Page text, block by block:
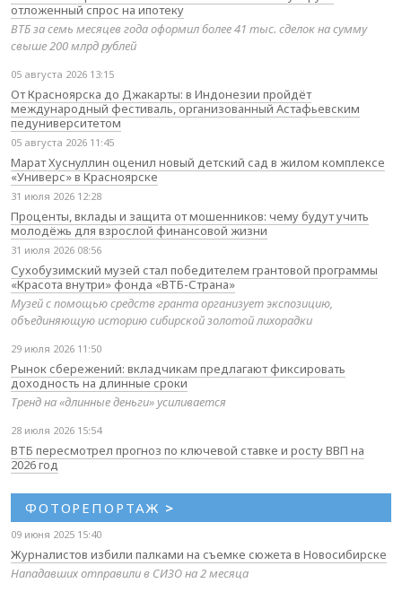
отложенный спрос на ипотеку
ВТБ за семь месяцев года оформил более 41 тыс. сделок на сумму
свыше 200 млрд рублей
05 августа 2026 13:15
От Красноярска до Джакарты: в Индонезии пройдёт
международный фестиваль, организованный Астафьевским
педуниверситетом
05 августа 2026 11:45
Марат Хуснуллин оценил новый детский сад в жилом комплексе
«Универс» в Красноярске
31 июля 2026 12:28
Проценты, вклады и защита от мошенников: чему будут учить
молодёжь для взрослой финансовой жизни
31 июля 2026 08:56
Сухобузимский музей стал победителем грантовой программы
«Красота внутри» фонда «ВТБ-Страна»
Музей с помощью средств гранта организует экспозицию,
объединяющую историю сибирской золотой лихорадки
29 июля 2026 11:50
Рынок сбережений: вкладчикам предлагают фиксировать
доходность на длинные сроки
Тренд на «длинные деньги» усиливается
28 июля 2026 15:54
ВТБ пересмотрел прогноз по ключевой ставке и росту ВВП на
2026 год
ФОТОРЕПОРТАЖ >
09 июня 2025 15:40
Журналистов избили палками на съемке сюжета в Новосибирске
Нападавших отправили в СИЗО на 2 месяца